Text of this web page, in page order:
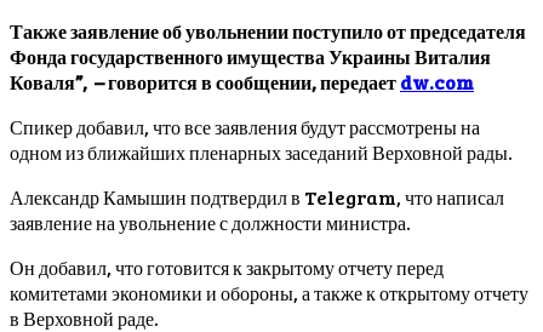
Также заявление об увольнении поступило от председателя
Фонда государственного имущества Украины Виталия
Коваля”, – говорится в сообщении, передаетdw.com
Спикер добавил, что все заявления будут рассмотрены на
одном из ближайших пленарных заседаний Верховной рады.
Александр Камышин подтвердил в Telegram, что написал
заявление на увольнение с должности министра.
Он добавил, что готовится к закрытому отчету перед
комитетами экономики и обороны, а также к открытому отчету
в Верховной раде.